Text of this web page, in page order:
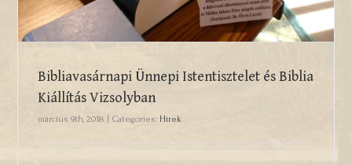
Bibliavasárnapi Ünnepi Istentisztelet és Biblia
Kiállítás Vizsolyban
március 9th, 2018 Categories: Hírek